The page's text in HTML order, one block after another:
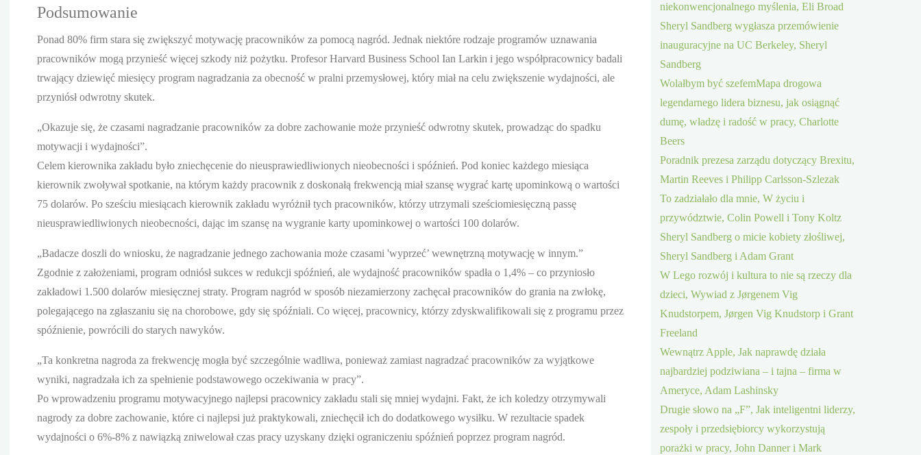
Podsumowanie
Ponad 80% firm stara się zwiększyć motywację pracowników za pomocą nagród. Jednak niektóre rodzaje programów uznawania
pracowników mogą przynieść więcej szkody niż pożytku. Profesor Harvard Business School Ian Larkin i jego współpracownicy badali
trwający dziewięć miesięcy program nagradzania za obecność w pralni przemysłowej, który miał na celu zwiększenie wydajności, ale
przyniósł odwrotny skutek.
„Okazuje się, że czasami nagradzanie pracowników za dobre zachowanie może przynieść odwrotny skutek, prowadząc do spadku
motywacji i wydajności”.
Celem kierownika zakładu było zniechęcenie do nieusprawiedliwionych nieobecności i spóźnień. Pod koniec każdego miesiąca
kierownik zwoływał spotkanie, na którym każdy pracownik z doskonałą frekwencją miał szansę wygrać kartę upominkową o wartości
75 dolarów. Po sześciu miesiącach kierownik zakładu wyróżnił tych pracowników, którzy utrzymali sześciomiesięczną passę
nieusprawiedliwionych nieobecności, dając im szansę na wygranie karty upominkowej o wartości 100 dolarów.
„Badacze doszli do wniosku, że nagradzanie jednego zachowania może czasami 'wyprzeć’ wewnętrzną motywację w innym.”
Zgodnie z założeniami, program odniósł sukces w redukcji spóźnień, ale wydajność pracowników spadła o 1,4% – co przyniosło
zakładowi 1.500 dolarów miesięcznej straty. Program nagród w sposób niezamierzony zachęcał pracowników do grania na zwłokę,
polegającego na zgłaszaniu się na chorobowe, gdy się spóźniali. Co więcej, pracownicy, którzy zdyskwalifikowali się z programu przez
spóźnienie, powrócili do starych nawyków.
„Ta konkretna nagroda za frekwencję mogła być szczególnie wadliwa, ponieważ zamiast nagradzać pracowników za wyjątkowe
wyniki, nagradzała ich za spełnienie podstawowego oczekiwania w pracy”.
Po wprowadzeniu programu motywacyjnego najlepsi pracownicy zakładu stali się mniej wydajni. Fakt, że ich koledzy otrzymywali
nagrody za dobre zachowanie, które ci najlepsi już praktykowali, zniechęcił ich do dodatkowego wysiłku. W rezultacie spadek
wydajności o 6%-8% z nawiązką zniwelował czas pracy uzyskany dzięki ograniczeniu spóźnień poprzez program nagród.
niekonwencjonalnego myślenia, Eli Broad
Sheryl Sandberg wygłasza przemówienie
inauguracyjne na UC Berkeley, Sheryl
Sandberg
Wolałbym być szefemMapa drogowa
legendarnego lidera biznesu, jak osiągnąć
dumę, władzę i radość w pracy, Charlotte
Beers
Poradnik prezesa zarządu dotyczący Brexitu,
Martin Reeves i Philipp Carlsson-Szlezak
To zadziałało dla mnie, W życiu i
przywództwie, Colin Powell i Tony Koltz
Sheryl Sandberg o micie kobiety złośliwej,
Sheryl Sandberg i Adam Grant
W Lego rozwój i kultura to nie są rzeczy dla
dzieci, Wywiad z Jørgenem Vig
Knudstorpem, Jørgen Vig Knudstorp i Grant
Freeland
Wewnątrz Apple, Jak naprawdę działa
najbardziej podziwiana – i tajna – firma w
Ameryce, Adam Lashinsky
Drugie słowo na „F”, Jak inteligentni liderzy,
zespoły i przedsiębiorcy wykorzystują
porażki w pracy, John Danner i Mark